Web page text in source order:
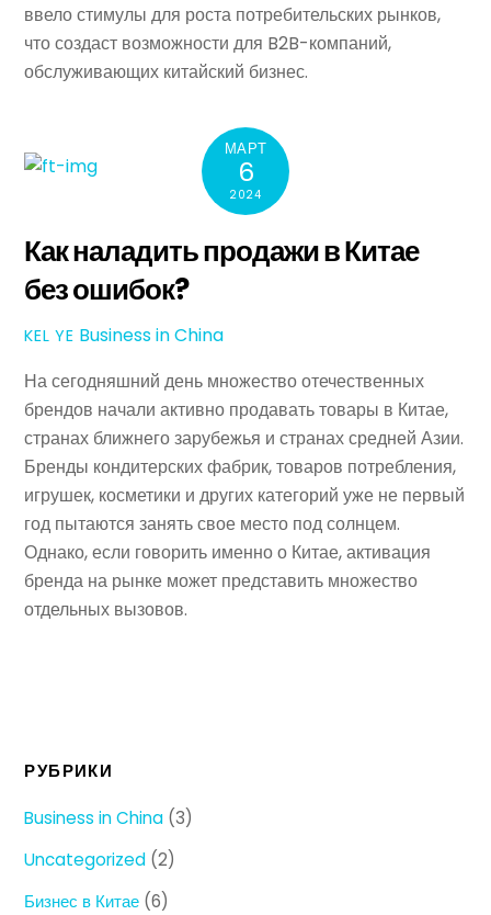
ввело стимулы для роста потребительских рынков,
что создаст возможности для B2B-компаний,
обслуживающих китайский бизнес.
МАРТ
6
2024
Как наладить продажи в Китае
без ошибок?
KEL YE Business in China
На сегодняшний день множество отечественных
брендов начали активно продавать товары в Китае,
странах ближнего зарубежья и странах средней Азии.
Бренды кондитерских фабрик, товаров потребления,
игрушек, косметики и других категорий уже не первый
год пытаются занять свое место под солнцем.
Однако, если говорить именно о Китае, активация
бренда на рынке может представить множество
отдельных вызовов.
РУБРИКИ
Business in China (3)
Uncategorized (2)
Бизнес в Китае (6)